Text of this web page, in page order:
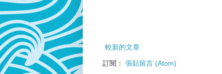
較新的文章
訂閱： 張貼留言 (Atom)